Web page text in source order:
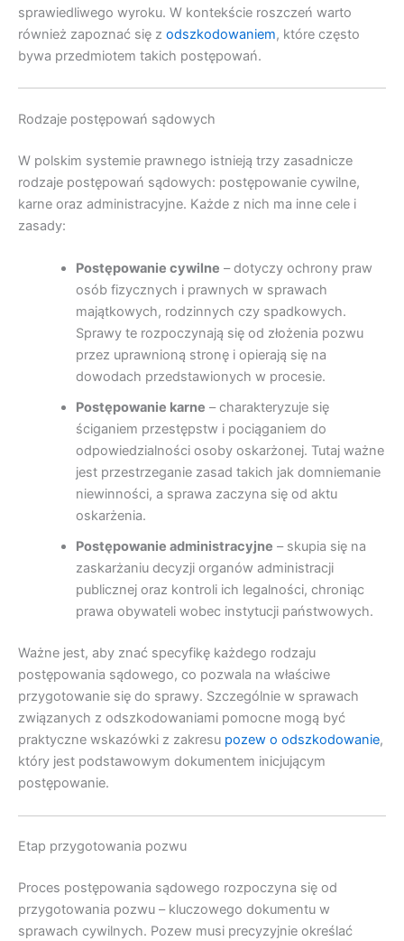
sprawiedliwego wyroku. W kontekście roszczeń warto
również zapoznać się z odszkodowaniem, które często
bywa przedmiotem takich postępowań.
Rodzaje postępowań sądowych
W polskim systemie prawnego istnieją trzy zasadnicze
rodzaje postępowań sądowych: postępowanie cywilne,
karne oraz administracyjne. Każde z nich ma inne cele i
zasady:
Postępowanie cywilne – dotyczy ochrony praw
osób fizycznych i prawnych w sprawach
majątkowych, rodzinnych czy spadkowych.
Sprawy te rozpoczynają się od złożenia pozwu
przez uprawnioną stronę i opierają się na
dowodach przedstawionych w procesie.
Postępowanie karne – charakteryzuje się
ściganiem przestępstw i pociąganiem do
odpowiedzialności osoby oskarżonej. Tutaj ważne
jest przestrzeganie zasad takich jak domniemanie
niewinności, a sprawa zaczyna się od aktu
oskarżenia.
Postępowanie administracyjne – skupia się na
zaskarżaniu decyzji organów administracji
publicznej oraz kontroli ich legalności, chroniąc
prawa obywateli wobec instytucji państwowych.
Ważne jest, aby znać specyfikę każdego rodzaju
postępowania sądowego, co pozwala na właściwe
przygotowanie się do sprawy. Szczególnie w sprawach
związanych z odszkodowaniami pomocne mogą być
praktyczne wskazówki z zakresu pozew o odszkodowanie,
który jest podstawowym dokumentem inicjującym
postępowanie.
Etap przygotowania pozwu
Proces postępowania sądowego rozpoczyna się od
przygotowania pozwu – kluczowego dokumentu w
sprawach cywilnych. Pozew musi precyzyjnie określać